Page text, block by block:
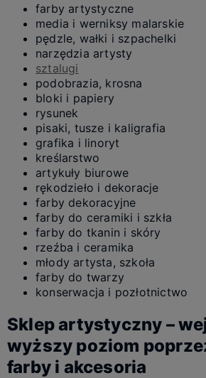
farby artystyczne
media i werniksy malarskie
pędzle, wałki i szpachelki
narzędzia artysty
sztalugi
podobrazia, krosna
bloki i papiery
rysunek
pisaki, tusze i kaligrafia
grafika i linoryt
kreślarstwo
artykuły biurowe
rękodzieło i dekoracje
farby dekoracyjne
farby do ceramiki i szkła
farby do tkanin i skóry
rzeźba i ceramika
młody artysta, szkoła
farby do twarzy
konserwacja i pozłotnictwo
Sklep artystyczny –
wyższy poziom
farby i akcesoria